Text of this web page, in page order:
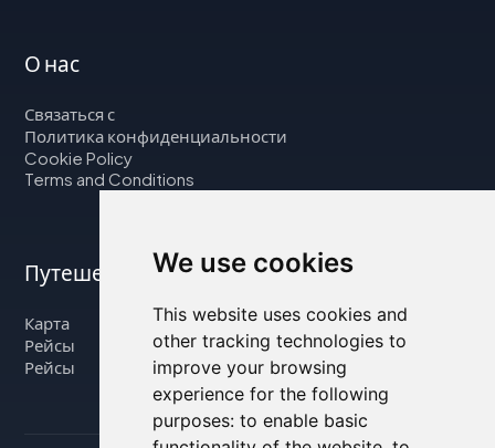
We use cookies
This website uses cookies and
other tracking technologies to
improve your browsing
experience for the following
purposes: to enable basic
О нас
Связаться с
Политика конфиденциальности
Cookie Policy
Terms and Conditions
Путешествуйте с нами
Карта
Рейсы
Рейсы